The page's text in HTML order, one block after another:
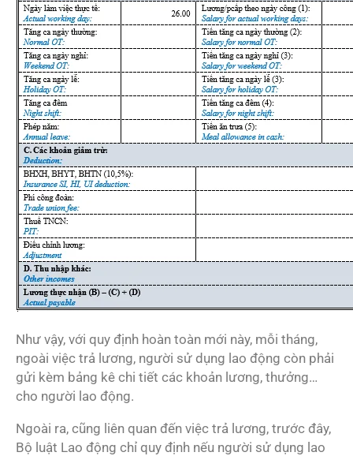
Như vậy, với quy định hoàn toàn mới này, mỗi tháng,
ngoài việc trả lương, người sử dụng lao động còn phải
gửi kèm bảng kê chi tiết các khoản lương, thưởng…
cho người lao động.
Ngoài ra, cũng liên quan đến việc trả lương, trước đây,
Bộ luật Lao động chỉ quy định nếu người sử dụng lao